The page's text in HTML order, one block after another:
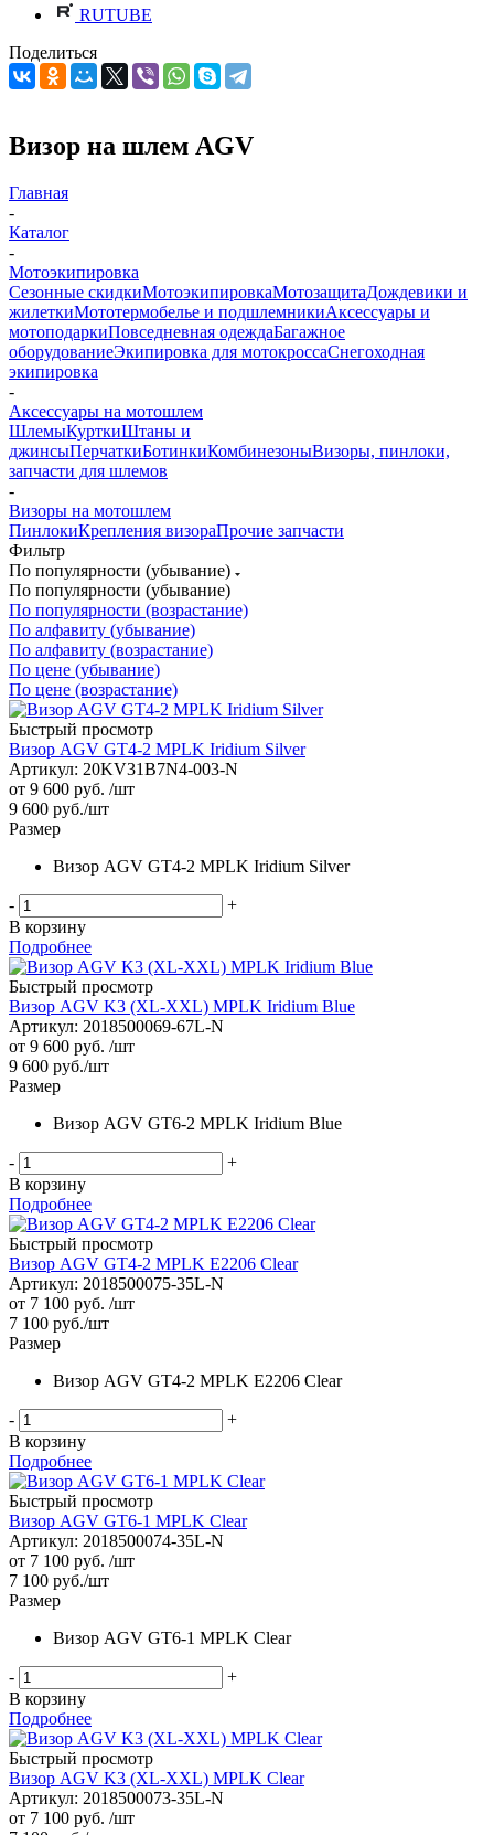
RUTUBE
Поделиться
Визор на шлем AGV
Главная
-
Каталог
-
Мотоэкипировка
Сезонные скидкиМотоэкипировкаМотозащитаДождевики и
жилеткиМототермобелье и подшлемникиАксессуары и
мотоподаркиПовседневная одеждаБагажное
оборудованиеЭкипировка для мотокроссаСнегоходная
экипировка
-
Аксессуары на мотошлем
ШлемыКурткиШтаны и
джинсыПерчаткиБотинкиКомбинезоныВизоры, пинлоки,
запчасти для шлемов
-
Визоры на мотошлем
ПинлокиКрепления визораПрочие запчасти
Фильтр
По популярности (убывание)
По популярности (убывание)
По популярности (возрастание)
По алфавиту (убывание)
По алфавиту (возрастание)
По цене (убывание)
По цене (возрастание)
Быстрый просмотр
Визор AGV GT4-2 MPLK Iridium Silver
Артикул: 20KV31B7N4-003-N
от 9 600 руб. /шт
9 600 руб./шт
Размер
Визор AGV GT4-2 MPLK Iridium Silver
-
+
В корзину
Подробнее
Быстрый просмотр
Визор AGV K3 (XL-XXL) MPLK Iridium Blue
Артикул: 2018500069-67L-N
от 9 600 руб. /шт
9 600 руб./шт
Размер
Визор AGV GT6-2 MPLK Iridium Blue
-
+
В корзину
Подробнее
Быстрый просмотр
Визор AGV GT4-2 MPLK E2206 Clear
Артикул: 2018500075-35L-N
от 7 100 руб. /шт
7 100 руб./шт
Размер
Визор AGV GT4-2 MPLK E2206 Clear
-
+
В корзину
Подробнее
Быстрый просмотр
Визор AGV GT6-1 MPLK Clear
Артикул: 2018500074-35L-N
от 7 100 руб. /шт
7 100 руб./шт
Размер
Визор AGV GT6-1 MPLK Clear
-
+
В корзину
Подробнее
Быстрый просмотр
Визор AGV K3 (XL-XXL) MPLK Clear
Артикул: 2018500073-35L-N
от 7 100 руб. /шт